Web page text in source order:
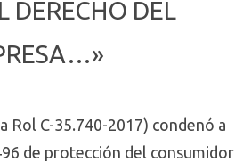
DERECHO DEL
Rol C-35.740-2017) condenó a
de protección del consumidor